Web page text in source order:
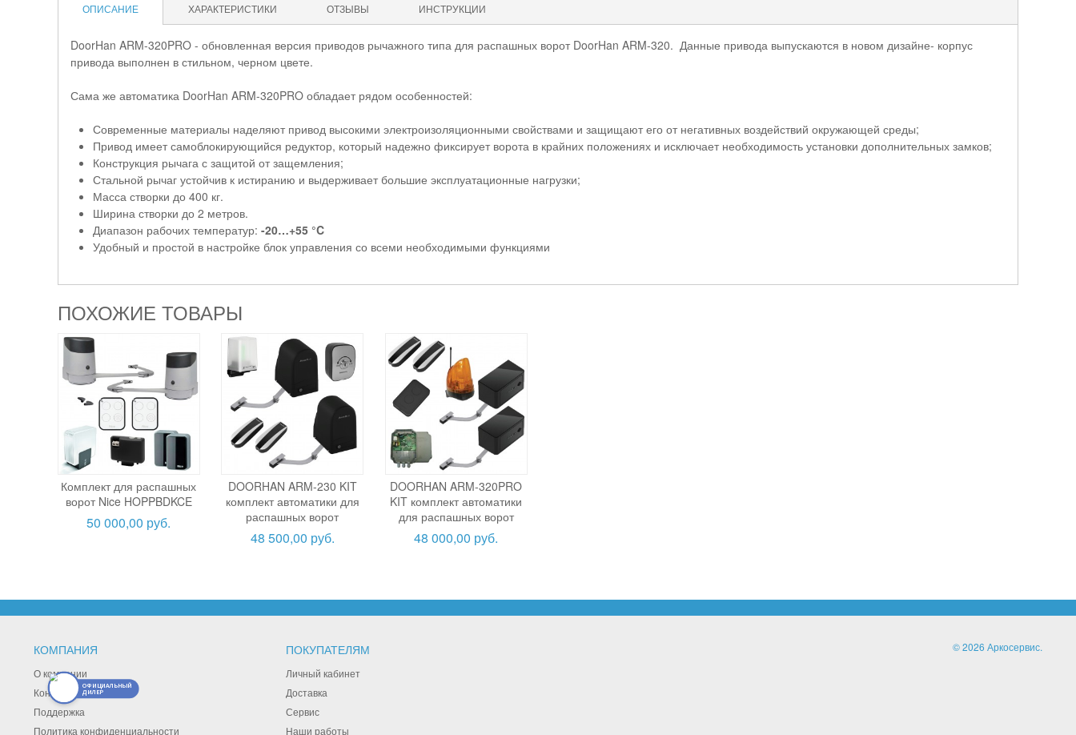
ОПИСАНИЕ ХАРАКТЕРИСТИКИ ОТЗЫВЫ ИНСТРУКЦИИ
DoorHan ARM-320PRO - обновленная версия приводов рычажного типа для распашных ворот DoorHan ARM-320. Данные привода выпускаются в новом дизайне- корпус
привода выполнен в стильном, черном цвете.
Сама же автоматика DoorHan ARM-320PRO обладает рядом особенностей:
Современные материалы наделяют привод высокими электроизоляционными свойствами и защищают его от негативных воздействий окружающей среды;
Привод имеет самоблокирующийся редуктор, который надежно фиксирует ворота в крайних положениях и исключает необходимость установки дополнительных замков;
Конструкция рычага с защитой от защемления;
Стальной рычаг устойчив к истиранию и выдерживает большие эксплуатационные нагрузки;
Масса створки до 400 кг.
Ширина створки до 2 метров.
Диапазон рабочих температур: -20…+55 °C
Удобный и простой в настройке блок управления со всеми необходимыми функциями
ПОХОЖИЕ ТОВАРЫ
Комплект для распашных
ворот Nice HOPPBDKCE
50 000,00 руб.
DOORHAN ARM-230 KIT
комплект автоматики для
распашных ворот
48 500,00 руб.
DOORHAN ARM-320PRO
KIT комплект автоматики
для распашных ворот
48 000,00 руб.
КОМПАНИЯ
О компании
Контакты
Поддержка
Политика конфиденциальности
ПОКУПАТЕЛЯМ
Личный кабинет
Доставка
Сервис
Наши работы
© 2026 Аркосервис.
ОФИЦИАЛЬНЫЙ
ДИЛЕР